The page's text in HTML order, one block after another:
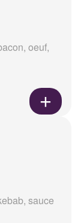
oeuf,
sauce